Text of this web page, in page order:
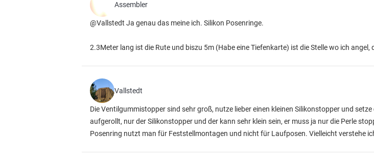
Assembler
@Vallstedt Ja genau das meine ich. Silikon Posenringe.
2.3Meter lang ist die Rute und biszu 5m (Habe eine Tiefenkarte) ist die Stelle wo ich
Vallstedt
Die Ventilgummistopper sind sehr groß, nutze lieber einen kleinen Silikonstopper und setze
aufgerollt, nur der Silikonstopper und der kann sehr klein sein, er muss ja nur die Perle
Posenring nutzt man für Feststellmontagen und nicht für Laufposen. Vielleicht verstehe